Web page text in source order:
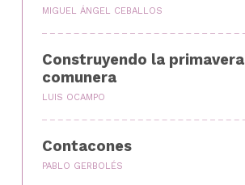
MIGUEL ÁNGEL CEBALLOS
Construyendo la primavera
comunera
LUIS OCAMPO
Contacones
PABLO GERBOLÉS